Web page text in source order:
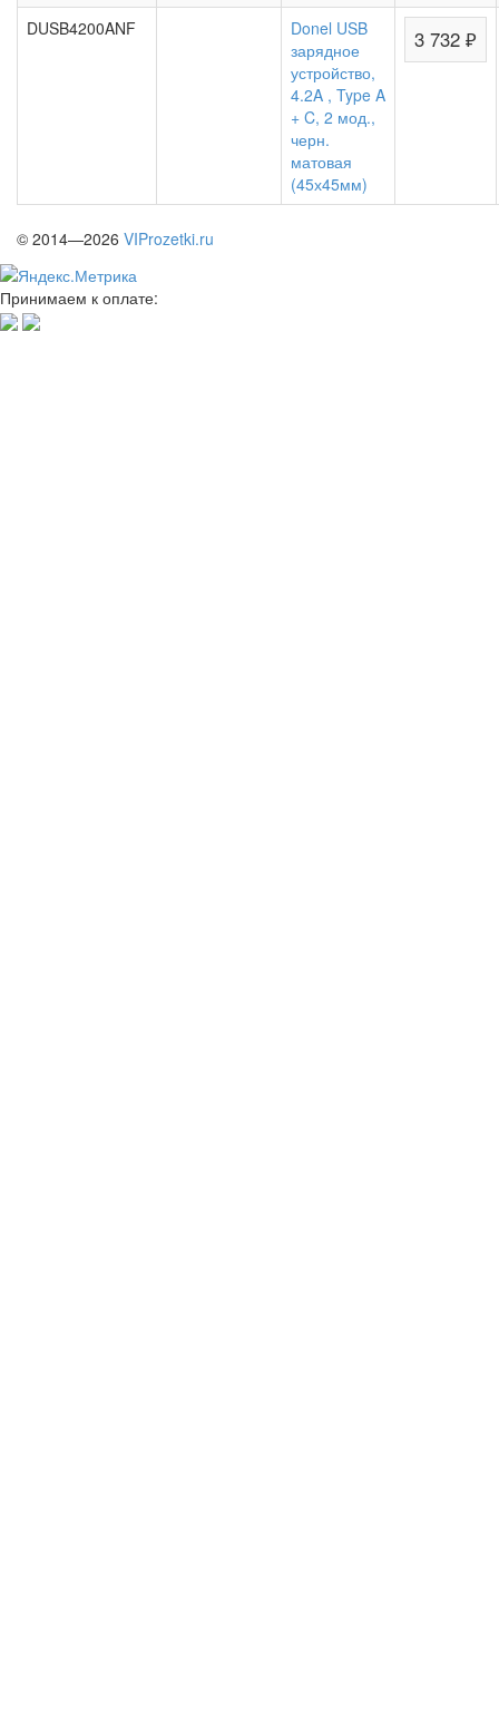
DUSB4200ANF
Donel USB
зарядное
устройство,
4.2A , Type A
+ C, 2 мод.,
черн.
матовая
(45х45мм)
3 732 ₽
© 2014—2026 VIProzetki.ru
Принимаем к оплате: